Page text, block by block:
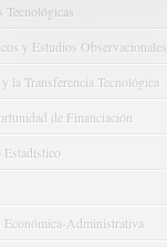
Tecnológicas
y Estudios Observacionales
la Transferencia Tecnológica
de Financiación
Económica-Administrativa